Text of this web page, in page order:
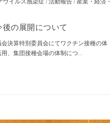
の展開について
決算特別委員会にてワクチン接種の体
、集団接種会場の体制につ...